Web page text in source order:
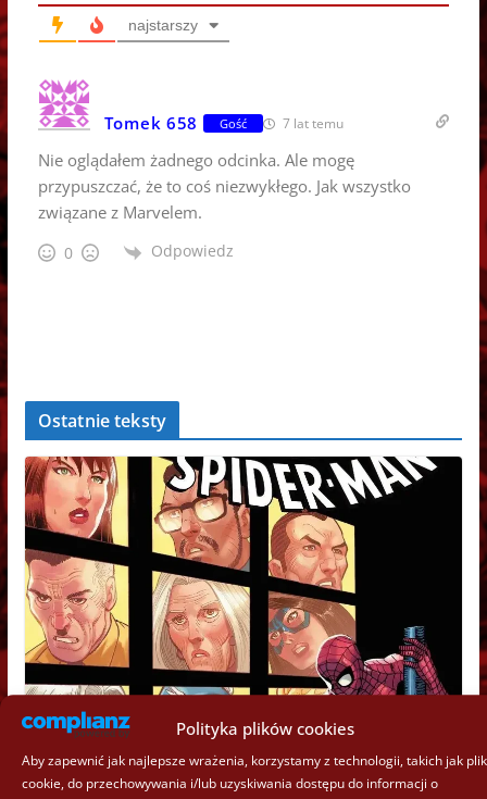
Polityka plików cookies
Aby zapewnić jak najlepsze wrażenia, korzystamy z technologii, takich jak
cookie, do przechowywania i/lub uzyskiwania dostępu do informacji o
najstarszy
Tomek 658 Gość 7 lat temu
Nie oglądałem żadnego odcinka. Ale mogę
przypuszczać, że to coś niezwykłego. Jak wszystko
związane z Marvelem.
0 Odpowiedz
Ostatnie teksty